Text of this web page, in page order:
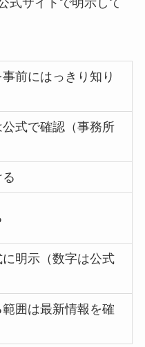
前にはっきり知り
式で確認（事務所
明示（数字は公式
囲は最新情報を確